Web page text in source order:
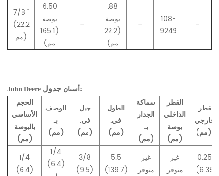
7/8 "
(22.2
مم)
6.50
بوصة
(165.1
مم)
–
.88
بوصة
(22.2
مم)
–
108-
9249
–
John Deere أسنان جدول:
الحجم
الأساسي
بالبوصة
(مم)
الوصف
بـ
(مم)
جبل
في.
(مم)
الطول
في.
(مم)
سماكة
الجدار
بـ
(مم)
القطر
الداخلي
بوصة
(مم)
القطر
الخارجي
بـ (مم)
1/4
(6.4)
1/4
(6.4)
3/8
(9.5)
5.5
(139.7)
غير
متوفر
غير
متوفر
0.250
(6.35)